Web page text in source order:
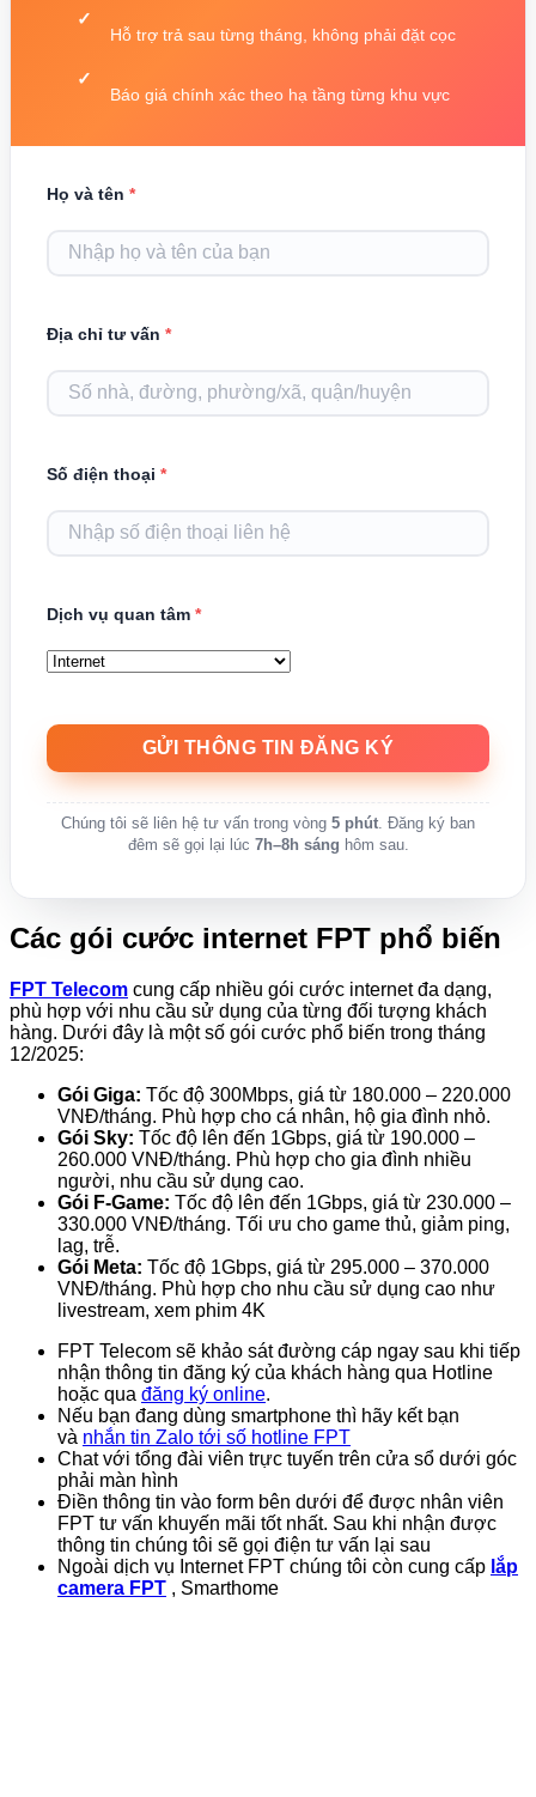
Hỗ trợ trả sau từng tháng, không phải đặt cọc
Báo giá chính xác theo hạ tầng từng khu vực
Họ và tên *
Địa chỉ tư vấn *
Số điện thoại *
Dịch vụ quan tâm *
Chúng tôi sẽ liên hệ tư vấn trong vòng 5 phút . Đăng ký ban
đêm sẽ gọi lại lúc 7h–8h sáng hôm sau.
Các gói cước internet FPT phổ biến
FPT Telecom cung cấp nhiều gói cước internet đa dạng,
phù hợp với nhu cầu sử dụng của từng đối tượng khách
hàng. Dưới đây là một số gói cước phổ biến trong tháng
12/2025:
Gói Giga: Tốc độ 300Mbps, giá từ 180.000 – 220.000
VNĐ/tháng. Phù hợp cho cá nhân, hộ gia đình nhỏ.
Gói Sky: Tốc độ lên đến 1Gbps, giá từ 190.000 –
260.000 VNĐ/tháng. Phù hợp cho gia đình nhiều
người, nhu cầu sử dụng cao.
Gói F-Game: Tốc độ lên đến 1Gbps, giá từ 230.000 –
330.000 VNĐ/tháng. Tối ưu cho game thủ, giảm ping,
lag, trễ.
Gói Meta: Tốc độ 1Gbps, giá từ 295.000 – 370.000
VNĐ/tháng. Phù hợp cho nhu cầu sử dụng cao như
livestream, xem phim 4K
FPT Telecom sẽ khảo sát đường cáp ngay sau khi tiếp
nhận thông tin đăng ký của khách hàng qua Hotline
hoặc qua đăng ký online.
Nếu bạn đang dùng smartphone thì hãy kết bạn
và nhắn tin Zalo tới số hotline FPT
Chat với tổng đài viên trực tuyến trên cửa sổ dưới góc
phải màn hình
Điền thông tin vào form bên dưới để được nhân viên
FPT tư vấn khuyến mãi tốt nhất. Sau khi nhận được
thông tin chúng tôi sẽ gọi điện tư vấn lại sau
Ngoài dịch vụ Internet FPT chúng tôi còn cung cấp lắp
camera FPT , Smarthome